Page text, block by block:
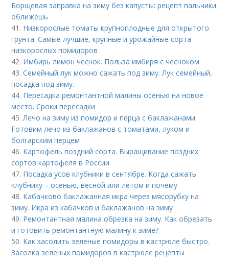
Борщевая заправка на зиму без капусты: рецепт пальчики
оближешь
41. Низкорослые томаты крупноплодные для открытого
грунта. Самые лучшие, крупные и урожайные сорта
низкорослых помидоров
42. Имбирь лимон чеснок. Польза имбиря с чесноком
43.Семейный лук можно сажать под зиму. Лук семейный,
посадка под зиму.
44. Пересадка ремонтантной малины осенью на новое
место. Сроки пересадки
45.Лечо на зиму из помидор и перца с баклажанами.
Готовим лечо из баклажанов с томатами, луком и
болгарским перцем
46. Картофель поздний сорта. Выращивание поздних
сортов картофеля в России
47. Посадка усов клубники в сентябре. Когда сажать
клубнику – осенью, весной или летом и почему
48. Кабачково баклажанная икра через мясорубку на
зиму. Икра из кабачков и баклажанов на зиму
49. Ремонтантная малина обрезка на зиму. Как обрезать
и готовить ремонтантную малину к зиме?
50. Как засолить зеленые помидоры в кастрюле быстро.
Засолка зеленых помидоров в кастрюле рецепты